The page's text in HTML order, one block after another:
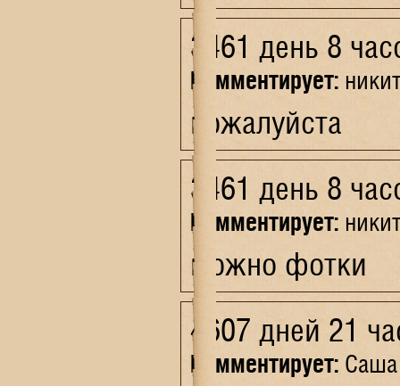
3461 день 8
Комментирует:
пожалуйста
3461 день 8
Комментирует:
можно фотки
4607 дней 21
Комментирует: